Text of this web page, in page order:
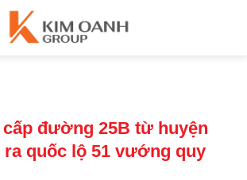
đường 25B từ huyện
ra quốc lộ 51 vướng quy